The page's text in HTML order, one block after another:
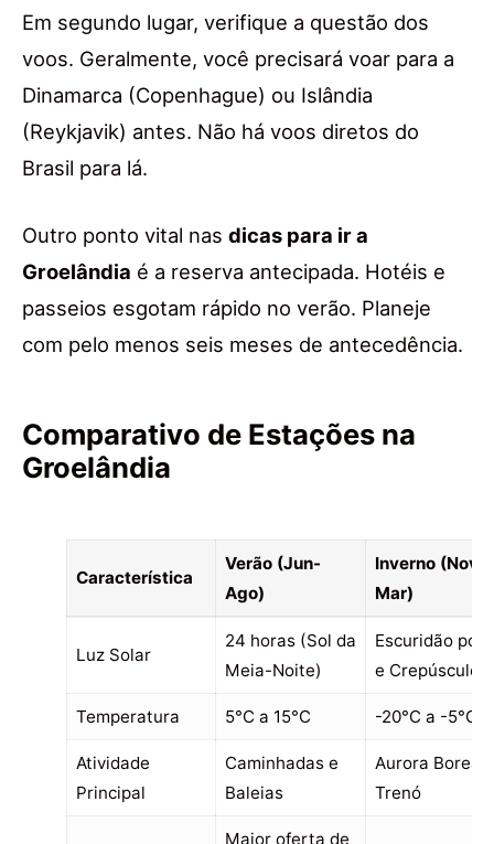
Em segundo lugar, verifique a questão dos
voos. Geralmente, você precisará voar para a
Dinamarca (Copenhague) ou Islândia
(Reykjavik) antes. Não há voos diretos do
Brasil para lá.
Outro ponto vital nas dicas para ir a
Groelândia é a reserva antecipada. Hotéis e
passeios esgotam rápido no verão. Planeje
com pelo menos seis meses de antecedência.
Comparativo de Estações na
Groelândia
Característica
Verão (Jun-
Ago)
Inverno (Nov-
Mar)
Luz Solar
24 horas (Sol da
Meia-Noite)
Escuridão
e Crepúsculo
Temperatura 5°C a 15°C -20°C a -5°C
Atividade
Principal
Caminhadas e
Baleias
Aurora Boreal
Trenó
Maior oferta de